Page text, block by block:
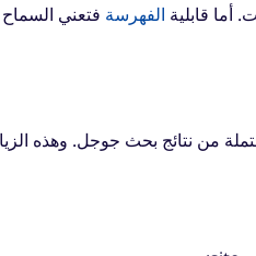
أما قابلية الفهرسة فتعني
من نتائج بحث جوجل. وهذه